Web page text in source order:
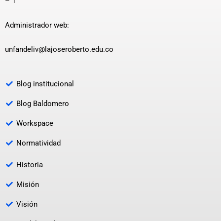
Administrador web:
unfandeliv@lajoseroberto.edu.co
Blog institucional
Blog Baldomero
Workspace
Normatividad
Historia
Misión
Visión